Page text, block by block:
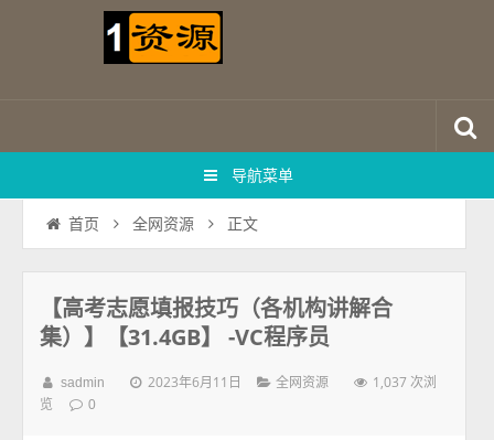
导航菜单
首页 全网资源 正文
【高考志愿填报技巧（各机构讲解合
集）】【31.4GB】 -VC程序员
sadmin 2023年6月11日 全网资源
1,037 次浏
览
0